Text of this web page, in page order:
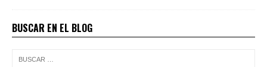
BUSCAR EN EL BLOG